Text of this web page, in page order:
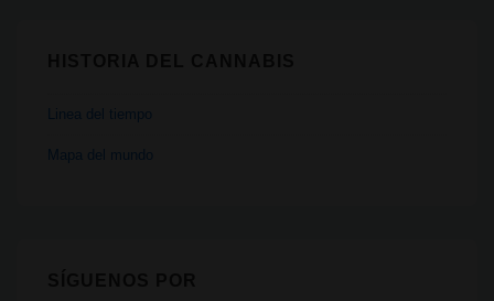
Linea del tiempo
Mapa del mundo